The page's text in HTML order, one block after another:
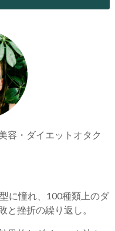
容・ダイエットオタク
に憧れ、100種類上のダ
と挫折の繰り返し。